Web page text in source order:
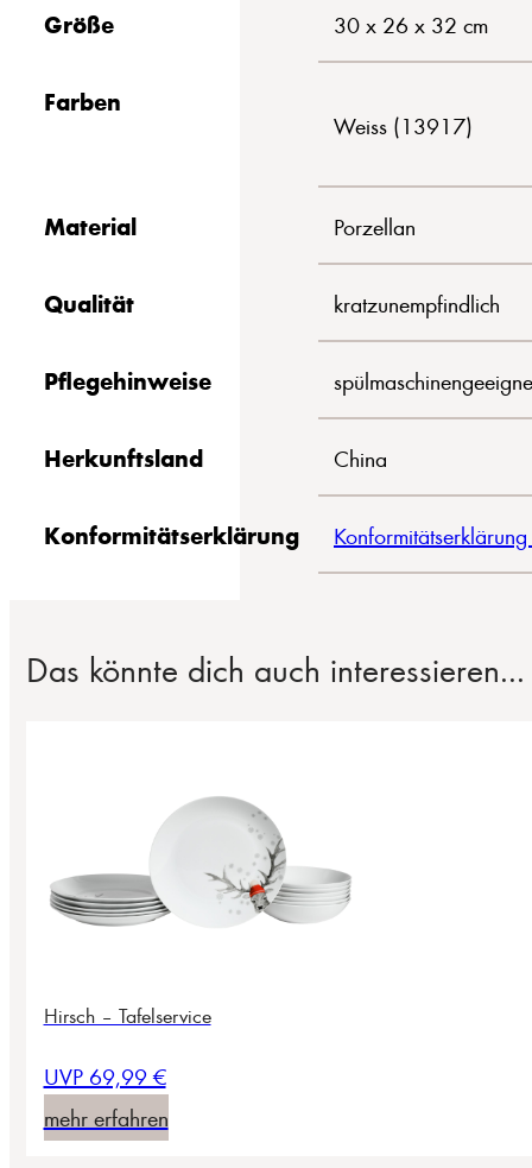
Größe 30 x 26 x 32 cm
Farben
Weiss (13917)
Material Porzellan
Qualität kratzunempfindlich
Pflegehinweise
Herkunftsland China
Konformitätserklärung
Das könnte dich auch interessieren...
Hirsch – Tafelservice
UVP 69,99 €
mehr erfahren